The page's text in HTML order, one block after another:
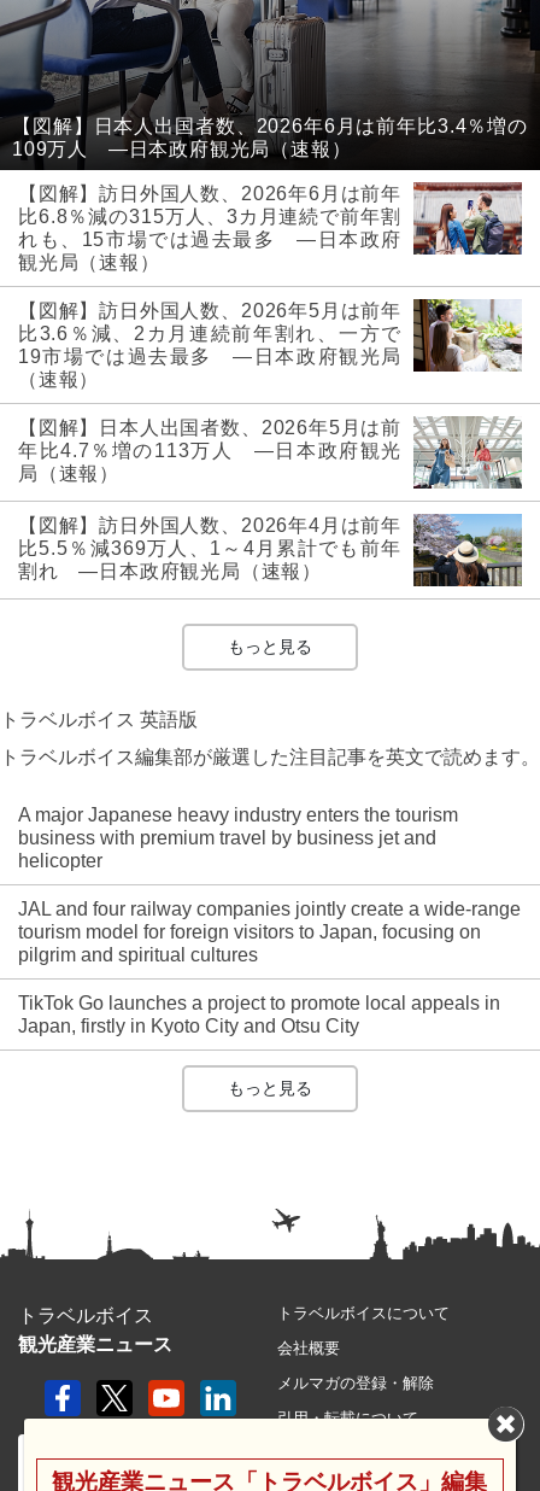
【図解】日本人出国者数、2026年6月は前年比3.4％増の
109万人 ―日本政府観光局（速報）
【図解】訪日外国人数、2026年6月は前年
比6.8％減の315万人、3カ月連続で前年割
れも、15市場では過去最多 ―日本政府
観光局（速報）
【図解】訪日外国人数、2026年5月は前年
比3.6％減、2カ月連続前年割れ、一方で
19市場では過去最多 ―日本政府観光局
（速報）
【図解】日本人出国者数、2026年5月は前
年比4.7％増の113万人 ―日本政府観光
局（速報）
【図解】訪日外国人数、2026年4月は前年
比5.5％減369万人、1～4月累計でも前年
割れ ―日本政府観光局（速報）
もっと見る
トラベルボイス 英語版
トラベルボイス編集部が厳選した注目記事を英文で読めます。
A major Japanese heavy industry enters the tourism
business with premium travel by business jet and
helicopter
JAL and four railway companies jointly create a wide-range
tourism model for foreign visitors to Japan, focusing on
pilgrim and spiritual cultures
TikTok Go launches a project to promote local appeals in
Japan, firstly in Kyoto City and Otsu City
もっと見る
トラベルボイス
観光産業ニュース
トラベルボイスについて
会社概要
メルマガの登録・解除
引用・転載について
観光産業ニュース「トラベルボイス」編集